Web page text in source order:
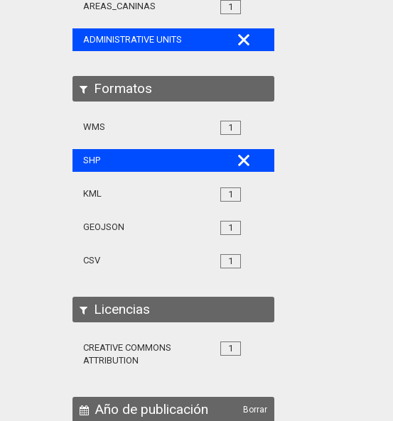
1
AREAS_CANINAS
ADMINISTRATIVE UNITS
Formatos
1
WMS
SHP
1
KML
1
GEOJSON
1
CSV
Licencias
1
CREATIVE COMMONS
ATTRIBUTION
Año de publicación Borrar